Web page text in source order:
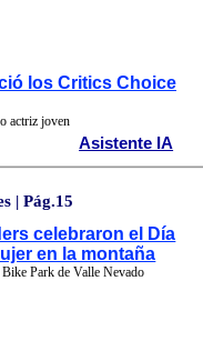
los Critics Choice
actriz joven
Asistente IA
| Pág.15
celebraron el Día
en la montaña
Park de Valle Nevado